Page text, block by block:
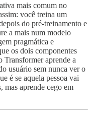
mais comum no
você treina um
do pré-treinamento e
a mais num modelo
pragmática e
os dois componentes
Transformer aprende a
usuário sem nunca ver o
é se aquela pessoa vai
mas aprende cego em